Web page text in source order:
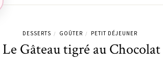
DESSERTS / GOÛTER / PETIT DÉJEUNER
Le Gâteau tigré au Chocolat